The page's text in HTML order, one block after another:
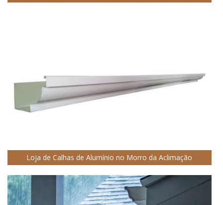
Loja de Calhas de Alumínio no Morro da Aclimação